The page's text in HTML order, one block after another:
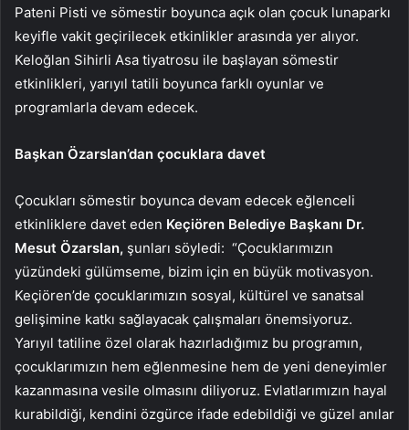
Pateni Pisti ve sömestir boyunca açık olan çocuk lunaparkı
keyifle vakit geçirilecek etkinlikler arasında yer alıyor.
Keloğlan Sihirli Asa tiyatrosu ile başlayan sömestir
etkinlikleri, yarıyıl tatili boyunca farklı oyunlar ve
programlarla devam edecek.
Başkan Özarslan’dan çocuklara davet
Çocukları sömestir boyunca devam edecek eğlenceli
etkinliklere davet eden Keçiören Belediye Başkanı Dr.
Mesut Özarslan, şunları söyledi: “Çocuklarımızın
yüzündeki gülümseme, bizim için en büyük motivasyon.
Keçiören’de çocuklarımızın sosyal, kültürel ve sanatsal
gelişimine katkı sağlayacak çalışmaları önemsiyoruz.
Yarıyıl tatiline özel olarak hazırladığımız bu programın,
çocuklarımızın hem eğlenmesine hem de yeni deneyimler
kazanmasına vesile olmasını diliyoruz. Evlatlarımızın hayal
kurabildiği, kendini özgürce ifade edebildiği ve güzel anılar